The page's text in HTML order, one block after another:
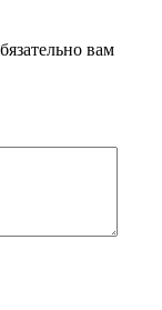
вам